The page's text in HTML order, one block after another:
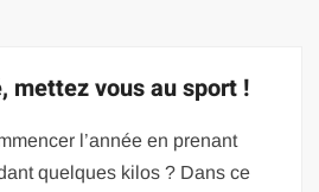
mettez vous au sport !
l’année en prenant
quelques kilos ? Dans ce